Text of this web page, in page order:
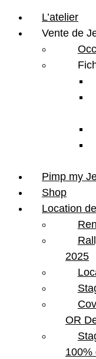
Accessoires/
Dana 30/44 Teraflex
L’atelier
Vente de
Pimp my
Shop
Location
2025
OR
100%